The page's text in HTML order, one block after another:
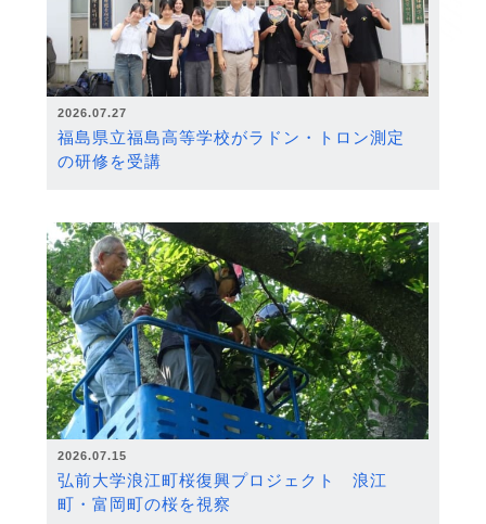
2026.07.27
福島県立福島高等学校がラドン・トロン測定
の研修を受講
2026.07.15
弘前大学浪江町桜復興プロジェクト 浪江
町・富岡町の桜を視察